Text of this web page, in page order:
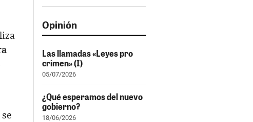
Opinión
Las llamadas «Leyes pro
crimen» (I)
05/07/2026
¿Qué esperamos del nuevo
gobierno?
18/06/2026